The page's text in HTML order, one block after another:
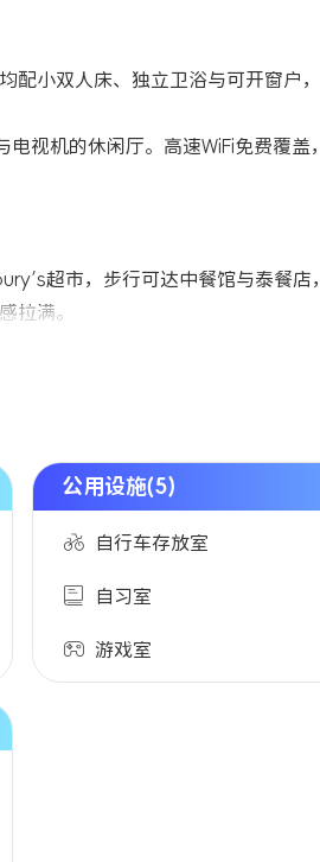
小双人床、独立卫浴与可开窗户
视机的休闲厅。高速WiFi免费覆
超市，步行可达中餐馆与泰餐
拉满。
公用设施(5)
自行车存放室
自习室
游戏室